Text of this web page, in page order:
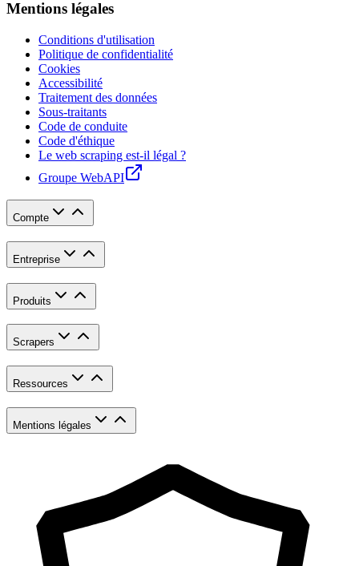
Mentions légales
Conditions d'utilisation
Politique de confidentialité
Cookies
Accessibilité
Traitement des données
Sous-traitants
Code de conduite
Code d'éthique
Le web scraping est-il légal ?
Groupe WebAPI
Compte
Entreprise
Produits
Scrapers
Ressources
Mentions légales